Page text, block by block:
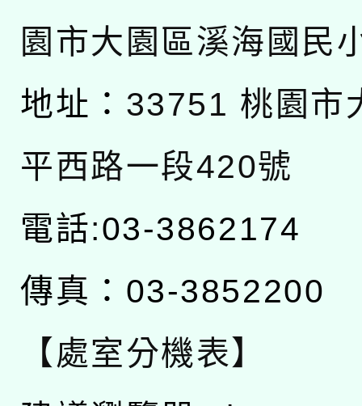
園市大園區溪海國民
地址： 33751 桃園市
平西路一段420號
電話:03-3862174
傳真：03-3852200
【處室分機表】